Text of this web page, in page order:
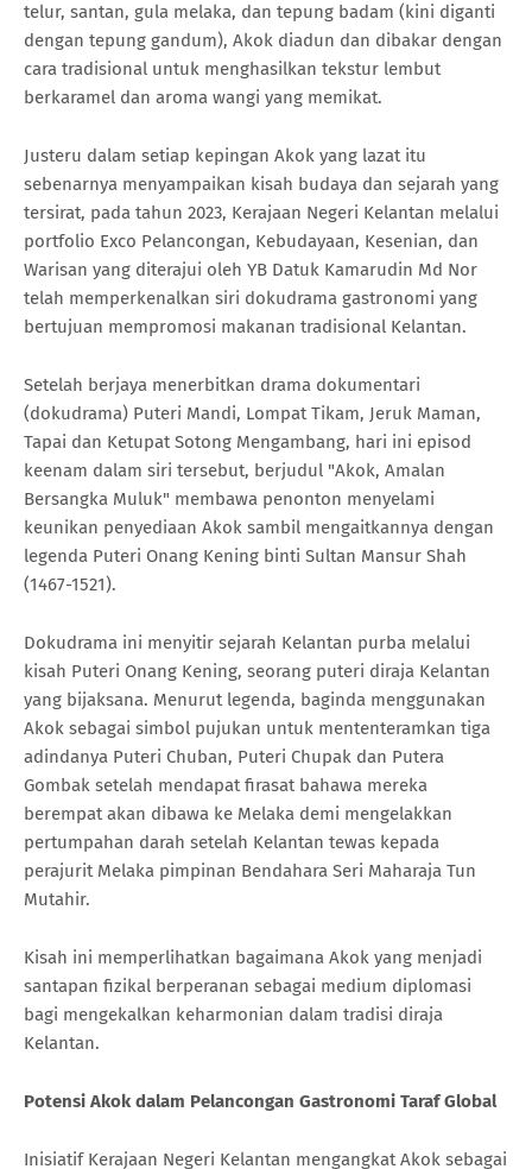
telur, santan, gula melaka, dan tepung badam (kini diganti
dengan tepung gandum), Akok diadun dan dibakar dengan
cara tradisional untuk menghasilkan tekstur lembut
berkaramel dan aroma wangi yang memikat.
Justeru dalam setiap kepingan Akok yang lazat itu
sebenarnya menyampaikan kisah budaya dan sejarah yang
tersirat, pada tahun 2023, Kerajaan Negeri Kelantan melalui
portfolio Exco Pelancongan, Kebudayaan, Kesenian, dan
Warisan yang diterajui oleh YB Datuk Kamarudin Md Nor
telah memperkenalkan siri dokudrama gastronomi yang
bertujuan mempromosi makanan tradisional Kelantan.
Setelah berjaya menerbitkan drama dokumentari
(dokudrama) Puteri Mandi, Lompat Tikam, Jeruk Maman,
Tapai dan Ketupat Sotong Mengambang, hari ini episod
keenam dalam siri tersebut, berjudul "Akok, Amalan
Bersangka Muluk" membawa penonton menyelami
keunikan penyediaan Akok sambil mengaitkannya dengan
legenda Puteri Onang Kening binti Sultan Mansur Shah
(1467-1521).
Dokudrama ini menyitir sejarah Kelantan purba melalui
kisah Puteri Onang Kening, seorang puteri diraja Kelantan
yang bijaksana. Menurut legenda, baginda menggunakan
Akok sebagai simbol pujukan untuk mententeramkan tiga
adindanya Puteri Chuban, Puteri Chupak dan Putera
Gombak setelah mendapat firasat bahawa mereka
berempat akan dibawa ke Melaka demi mengelakkan
pertumpahan darah setelah Kelantan tewas kepada
perajurit Melaka pimpinan Bendahara Seri Maharaja Tun
Mutahir.
Kisah ini memperlihatkan bagaimana Akok yang menjadi
santapan fizikal berperanan sebagai medium diplomasi
bagi mengekalkan keharmonian dalam tradisi diraja
Kelantan.
Potensi Akok dalam Pelancongan Gastronomi Taraf Global
Inisiatif Kerajaan Negeri Kelantan mengangkat Akok sebagai